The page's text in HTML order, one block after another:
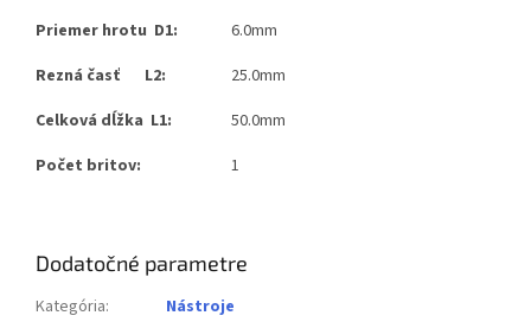
Priemer hrotu D1:
Rezná časť L2:
Celková dĺžka L1:
Počet britov:
6.0mm
25.0mm
50.0mm
1
Dodatočné parametre
Kategória:
Nástroje